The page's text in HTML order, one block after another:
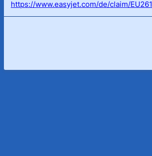
https://www.easyjet.com/de/claim/EU261